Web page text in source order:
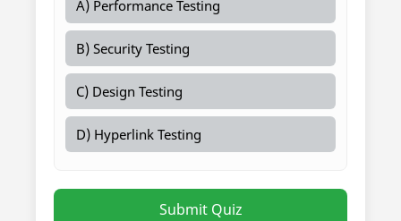
A) Performance Testing
B) Security Testing
C) Design Testing
D) Hyperlink Testing
Submit Quiz